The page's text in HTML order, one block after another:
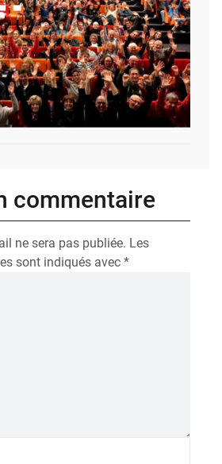
commentaire
ne sera pas publiée. Les
sont indiqués avec *